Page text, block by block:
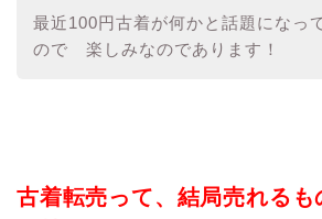
最近100円古着が何かと話題になっ
ので 楽しみなのであります！
古着転売って、結局売れるも